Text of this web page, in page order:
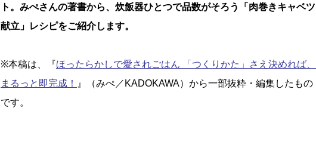
ト。みぺさんの著書から、炊飯器ひとつで品数がそろう「肉巻きキャベツ
献立」レシピをご紹介します。
※本稿は、『ほったらかしで愛されごはん 「つくりかた」さえ決めれば、
まるっと即完成！
』（みぺ／KADOKAWA）から一部抜粋・編集したもの
です。